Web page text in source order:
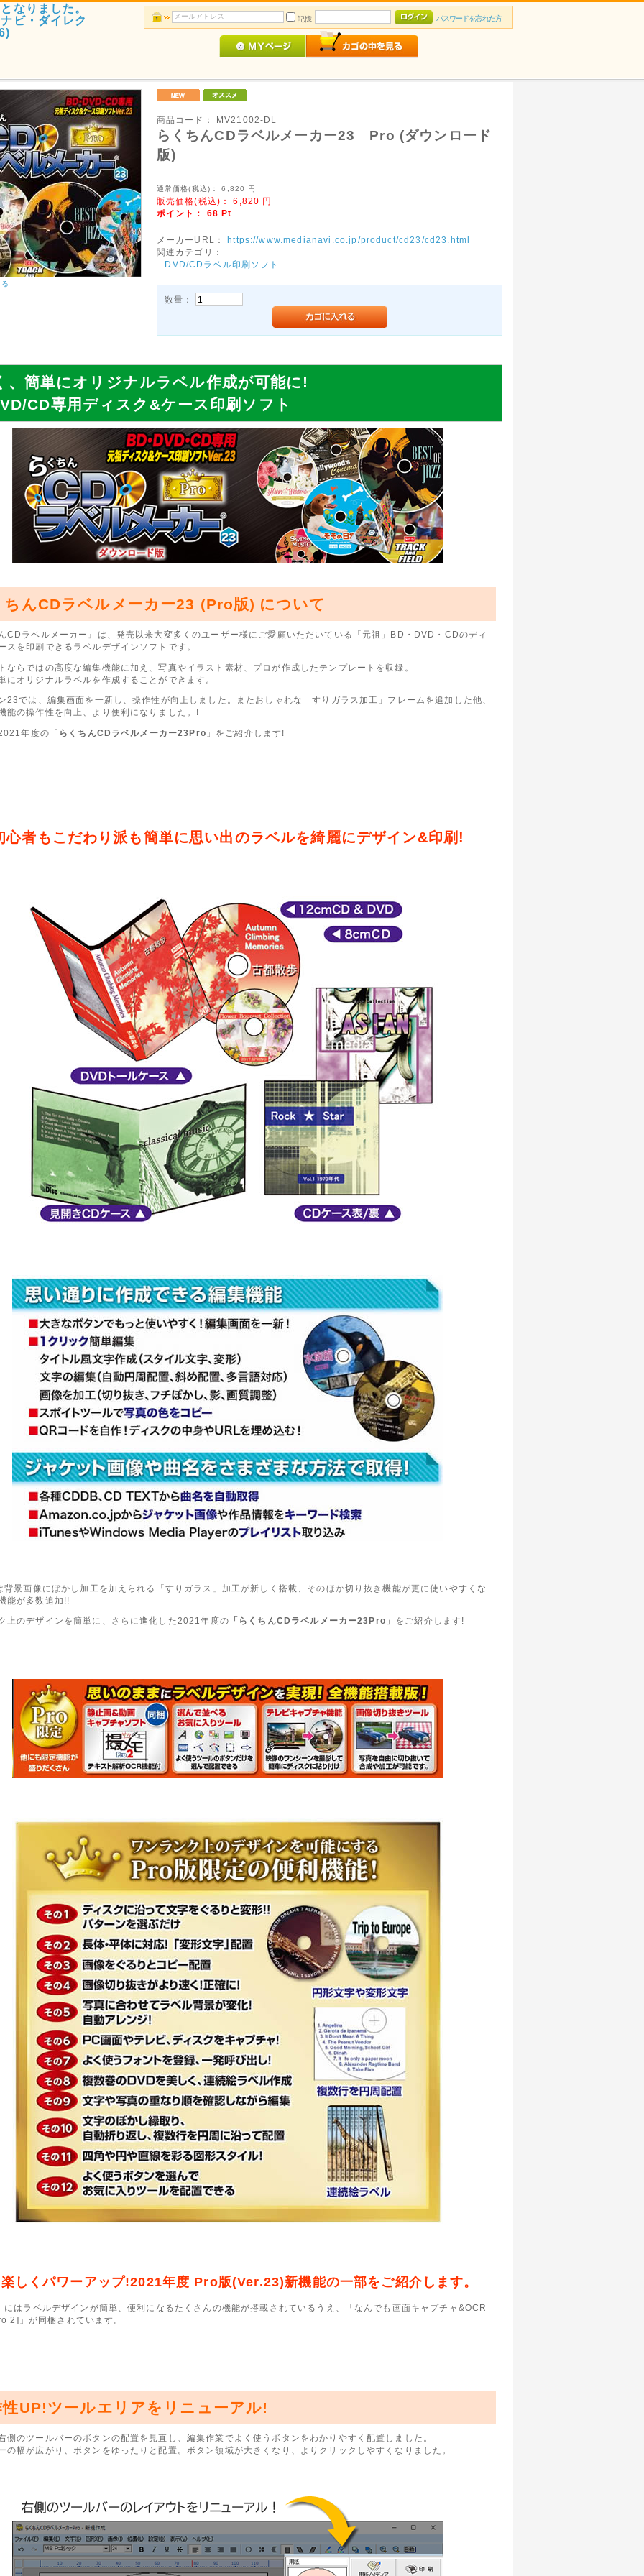
なりました。
ビ・ダイレク
記憶 パスワードを忘れた方
商品コード： MV21002-DL
らくちんCDラベルメーカー23 Pro (ダウンロード
版)
通常価格(税込)： 6,820 円
販売価格(税込)： 6,820 円
ポイント： 68 Pt
メーカーURL：
https://www.medianavi.co.jp/product/cd23/cd23.html
関連カテゴリ：
DVD/CDラベル印刷ソフト
数量：
、簡単にオリジナルラベル作成が可能に!
CD専用ディスク&ケース印刷ソフト
ちんCDラベルメーカー23 (Pro版) について
CDラベルメーカー』は、発売以来大変多くのユーザー様にご愛顧いただいている「元祖」BD・DVD・CDのディ
スを印刷できるラベルデザインソフトです。
ならではの高度な編集機能に加え、写真やイラスト素材、プロが作成したテンプレートを収録。
にオリジナルラベルを作成することができます。
23では、編集画面を一新し、操作性が向上しました。またおしゃれな「すりガラス加工」フレームを追加した他、
能の操作性を向上、より便利になりました。!
年度の「 らくちんCDラベルメーカー23Pro 」をご紹介します!
心者もこだわり派も簡単に思い出のラベルを綺麗にデザイン&印刷!
背景画像にぼかし加工を加えられる「すりガラス」加工が新しく搭載、そのほか切り抜き機能が更に使いやすくな
能が多数追加!!
上のデザインを簡単に、さらに進化した2021年度の 「らくちんCDラベルメーカー23Pro」 をご紹介します!
しくパワーアップ!2021年度 Pro版(Ver.23)新機能の一部をご紹介します。
にはラベルデザインが簡単、便利になるたくさんの機能が搭載されているうえ、「なんでも画面キャプチャ&OCR
2]」が同梱されています。
性UP!ツールエリアをリニューアル!
側のツールバーのボタンの配置を見直し、編集作業でよく使うボタンをわかりやすく配置しました。
の幅が広がり、ボタンをゆったりと配置。ボタン領域が大きくなり、よりクリックしやすくなりました。